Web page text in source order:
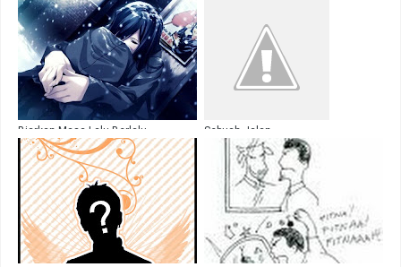
Biarkan Masa Lalu Berlalu Sebuah Jalan